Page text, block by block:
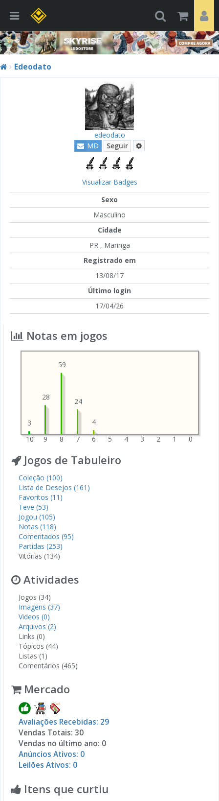
Edeodato
edeodato
MD
Seguir
Visualizar Badges
Sexo
Masculino
Cidade
PR , Maringa
Registrado em
13/08/17
Último login
17/04/26
Notas em jogos
10 9 8 7 6 5 4 3 2 1 0
4
24
59
28
3
Jogos de Tabuleiro
Coleção (100)
Lista de Desejos (161)
Favoritos (11)
Teve (53)
Jogou (105)
Notas (118)
Comentados (95)
Partidas (253)
Vitórias (134)
Atividades
Jogos (34)
Imagens (37)
Videos (0)
Arquivos (2)
Links (0)
Tópicos (44)
Listas (1)
Comentários (465)
Mercado
Avaliações Recebidas: 29
Vendas Totais: 30
Vendas no último ano: 0
Anúncios Ativos: 0
Leilões Ativos: 0
Itens que curtiu